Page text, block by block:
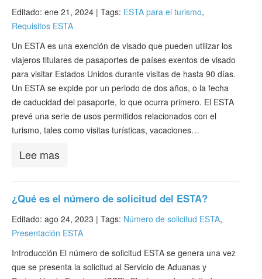
¿Qué es ESTA?
Verificar ESTA
ESTA Información
Contacto
Editado: ene 21, 2024 | Tags: ESTA para el turismo,
Requisitos ESTA
Un ESTA es una exención de visado que pueden utilizar los
viajeros titulares de pasaportes de países exentos de visado
para visitar Estados Unidos durante visitas de hasta 90 días.
Un ESTA se expide por un periodo de dos años, o la fecha
de caducidad del pasaporte, lo que ocurra primero. El ESTA
prevé una serie de usos permitidos relacionados con el
turismo, tales como visitas turísticas, vacaciones…
Lee mas
¿Qué es el número de solicitud del ESTA?
Editado: ago 24, 2023 | Tags: Número de solicitud ESTA,
Presentación ESTA
Introducción El número de solicitud ESTA se genera una vez
que se presenta la solicitud al Servicio de Aduanas y